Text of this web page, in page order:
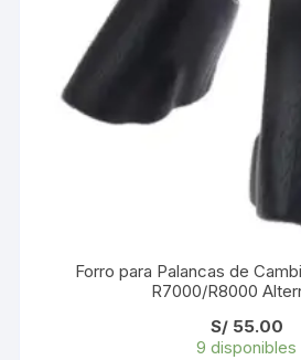
Forro para Palancas de
R7000/R8000
S/55.00
9 disponibles